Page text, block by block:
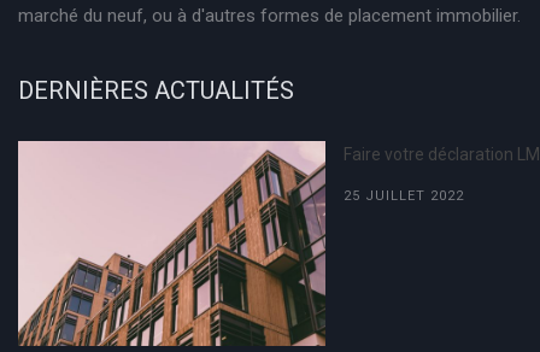
marché du neuf, ou à d'autres formes de placement immobilier.
DERNIÈRES ACTUALITÉS
Faire votre déclaration
25 JUILLET 2022